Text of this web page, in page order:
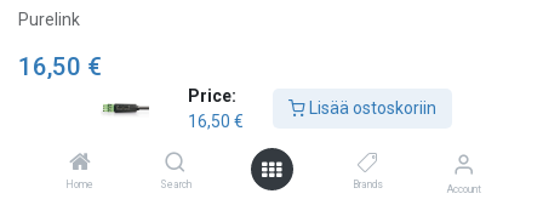
Price:
16,50 €
Lisää ostoskoriin
Home Search Brands Account
Purelink
16,50 €
Lisää ostoskoriin